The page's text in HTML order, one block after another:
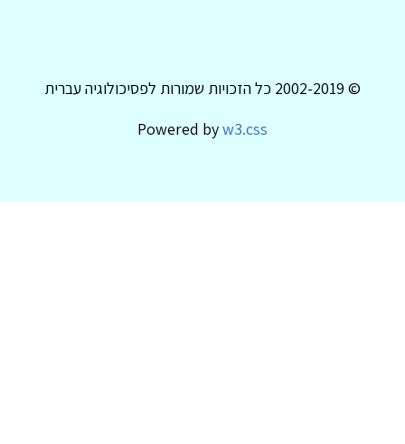
© 2002-2019 כל הזכויות שמורות לפסיכולוגיה עברית
Powered byw3.css